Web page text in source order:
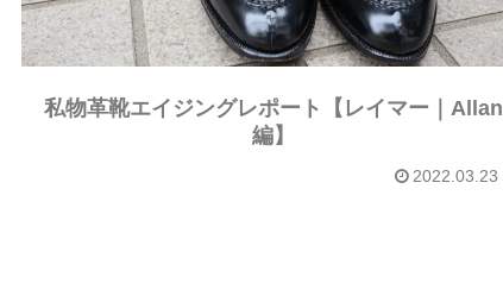
私物革靴エイジングレポート【レイマー｜Allan
編】
2022.03.23